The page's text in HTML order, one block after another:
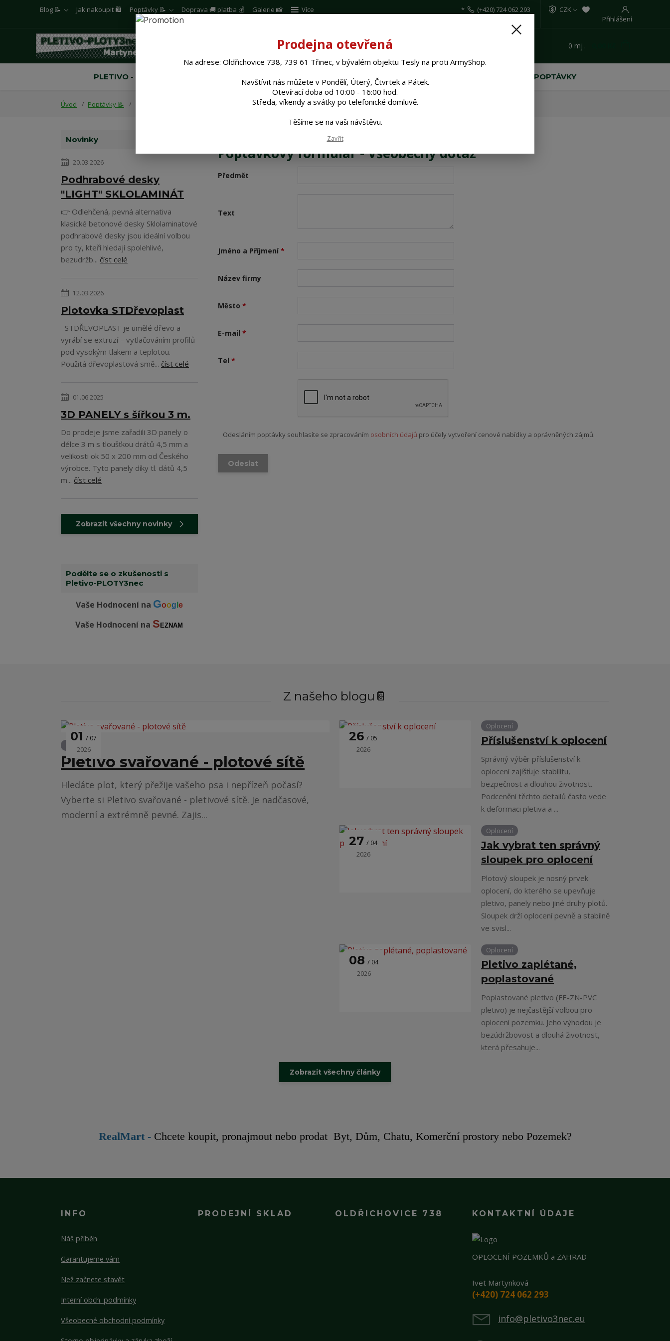
Blog 📝 Jak nakoupit 🛍️ Poptávky 📝 Doprava 🚚 platba 💰 Galerie 📸 Více
CZK
Přihlášení
* (+420) 724 062 293
0 mj .
PLETIVO - PLOTY PŘÍSLUŠENSTVÍ oplocení BRANKY a BRÁNY POPTÁVKY
Úvod Poptávky 📝
Novinky
20.03.2026
Podhrabové desky
"LIGHT" SKLOLAMINÁT
👉 Odlehčená, pevná alternativa
klasické betonové desky Sklolaminatové
podhrabové desky jsou ideální volbou
pro ty, kteří hledají spolehlivé,
bezudržb... číst celé
12.03.2026
Plotovka STDřevoplast
STDŘEVOPLAST je umělé dřevo a
vyrábí se extruzí – vytlačováním profilů
pod vysokým tlakem a teplotou.
Použitá dřevoplastová smě... číst celé
01.06.2025
3D PANELY s šířkou 3 m.
Do prodeje jsme zařadili 3D panely o
délce 3 m s tloušťkou drátů 4,5 mm a
velikosti ok 50 x 200 mm od Českého
výrobce. Tyto panely díky tl. dátů 4,5
m... číst celé
Zobrazit všechny novinky
Podělte se o zkušenosti s
Pletivo-PLOTY3nec
Vaše Hodnocení na Goog e
Vaše Hodnocení na S EZNAM
Poptávkový formulář - Všeobecný dotaz
Předmět
Text
Jméno a Příjmení*
Název firmy
Město *
E-mail *
Tel *
Odesláním poptávky souhlasíte se zpracováním osobních údajů pro účely vytvoření cenové nabídky a oprávněných zájmů.
Z našeho blogu📔
01 07
2026
Oplocení
Pletivo svařované - plotové sítě
Hledáte plot, který přežije vašeho psa i nepřízeň počasí?
Vyberte si Pletivo svařované - pletivové sítě. Je nadčasové,
moderní a extrémně pevné. Zajis...
26 05
2026
Oplocení
Příslušenství k oplocení
Správný výběr příslušenství k
oplocení zajišťuje stabilitu,
bezpečnost a dlouhou životnost.
Podcenění těchto detailů často vede
k deformaci pletiva a ...
27 04
2026
Oplocení
Jak vybrat ten správný
sloupek pro oplocení
Plotový sloupek je nosný prvek
oplocení, do kterého se upevňuje
pletivo, panely nebo jiné druhy plotů.
Sloupek drží oplocení pevně a stabilně
ve svisl...
08 04
2026
Oplocení
Pletivo zaplétané,
poplastované
Poplastované pletivo (FE-ZN-PVC
pletivo) je nejčastější volbou pro
oplocení pozemku. Jeho výhodou je
bezúdržbovost a dlouhá životnost,
která přesahuje...
Zobrazit všechny články
RealMart- Chcete koupit, pronajmout nebo prodat Byt, Dům, Chatu, Komerční prostory nebo Pozemek?
INFO
Náš příběh
Garantujeme vám
Než začnete stavět
Interní obch. podmínky
Všeobecné obchodní podmínky
PRODEJNÍ SKLAD OLDŘICHOVICE 738 KONTAKTNÍ ÚDAJE
OPLOCENÍ POZEMKŮ a ZAHRAD
Ivet Martynková
(+420) 724 062 293
info@pletivo3nec.eu
Prodejna otevřená
Na adrese: Oldřichovice 738, 739 61 Třinec, v bývalém objektu Tesly na proti ArmyShop.
Navštívit nás můžete v Pondělí, Úterý, Čtvrtek a Pátek.
Otevírací doba od 10:00 - 16:00 hod.
Středa, víkendy a svátky po telefonické domluvě.
Těšíme se na vaši návštěvu.
Zavřít